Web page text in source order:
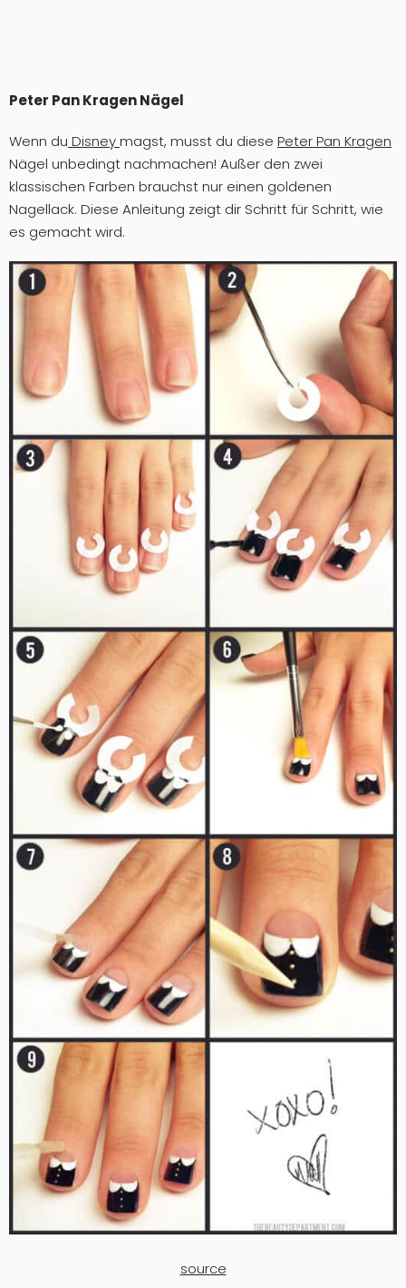
Peter Pan Kragen Nägel
Wenn du Disneymagst, musst du diese Peter Pan Kragen
Nägel unbedingt nachmachen! Außer den zwei
klassischen Farben brauchst nur einen goldenen
Nagellack. Diese Anleitung zeigt dir Schritt für Schritt, wie
es gemacht wird.
source